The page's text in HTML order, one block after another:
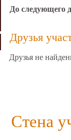
До следующего
Друзья
Друзья не
Стена